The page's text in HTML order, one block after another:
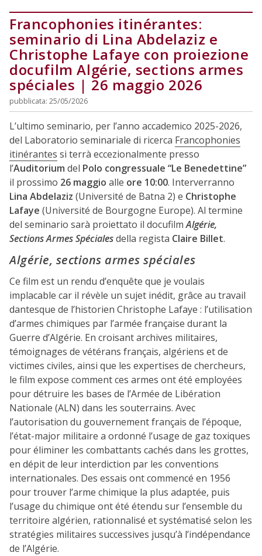
Francophonies itinérantes:
seminario di Lina Abdelaziz e
Christophe Lafaye con proiezione
docufilm Algérie, sections armes
spéciales | 26 maggio 2026
pubblicata: 25/05/2026
L’ultimo seminario, per l’anno accademico 2025-2026,
del Laboratorio seminariale di ricerca Francophonies
itinérantes si terrà eccezionalmente presso
l’Auditorium del Polo congressuale “Le Benedettine”
il prossimo 26 maggio alle ore 10:00. Interverranno
Lina Abdelaziz (Université de Batna 2) e Christophe
Lafaye (Université de Bourgogne Europe). Al termine
del seminario sarà proiettato il docufilmAlgérie,
Sections Armes Spécialesdella regista Claire Billet.
Algérie, sections armes spéciales
Ce film est un rendu d’enquête que je voulais
implacable car il révèle un sujet inédit, grâce au travail
dantesque de l’historien Christophe Lafaye : l’utilisation
d’armes chimiques par l’armée française durant la
Guerre d’Algérie. En croisant archives militaires,
témoignages de vétérans français, algériens et de
victimes civiles, ainsi que les expertises de chercheurs,
le film expose comment ces armes ont été employées
pour détruire les bases de l’Armée de Libération
Nationale (ALN) dans les souterrains. Avec
l’autorisation du gouvernement français de l’époque,
l’état-major militaire a ordonné l’usage de gaz toxiques
pour éliminer les combattants cachés dans les grottes,
en dépit de leur interdiction par les conventions
internationales. Des essais ont commencé en 1956
pour trouver l’arme chimique la plus adaptée, puis
l’usage du chimique ont été étendu sur l’ensemble du
territoire algérien, rationnalisé et systématisé selon les
stratégies militaires successives jusqu’à l’indépendance
de l’Algérie.